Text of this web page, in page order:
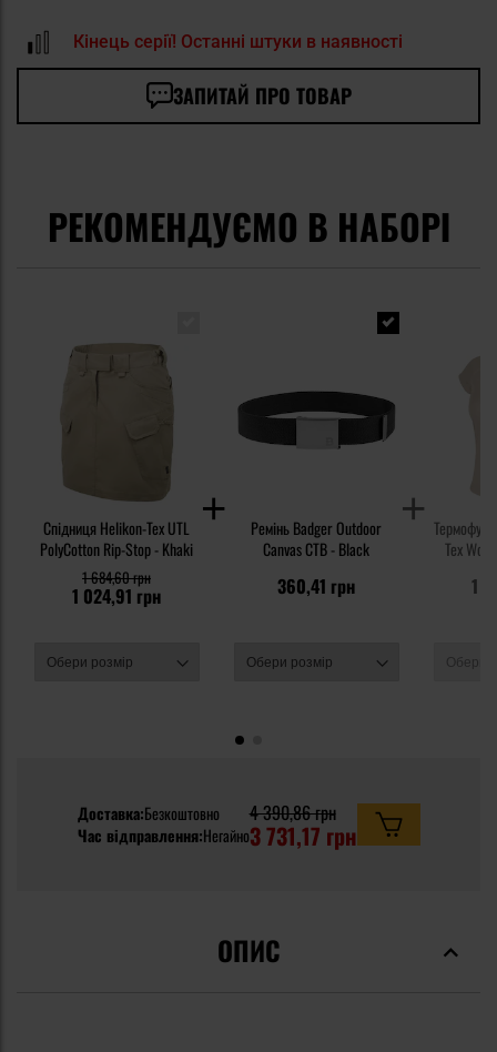
Кінець серії! Останні штуки в наявності
ЗАПИТАЙ ПРО ТОВАР
РЕКОМЕНДУЄМО В НАБОРІ
Спідниця Helikon-Tex UTL
PolyCotton Rip-Stop - Khaki
1 024,91 грн
1 684,60 грн
Ремінь Badger Outdoor
Canvas CTB - Black
360,41 грн
Tex
1
Доставка:Безкоштовно
Час відправлення:Негайно
4 390,86 грн
3 731,17 грн
ОПИС